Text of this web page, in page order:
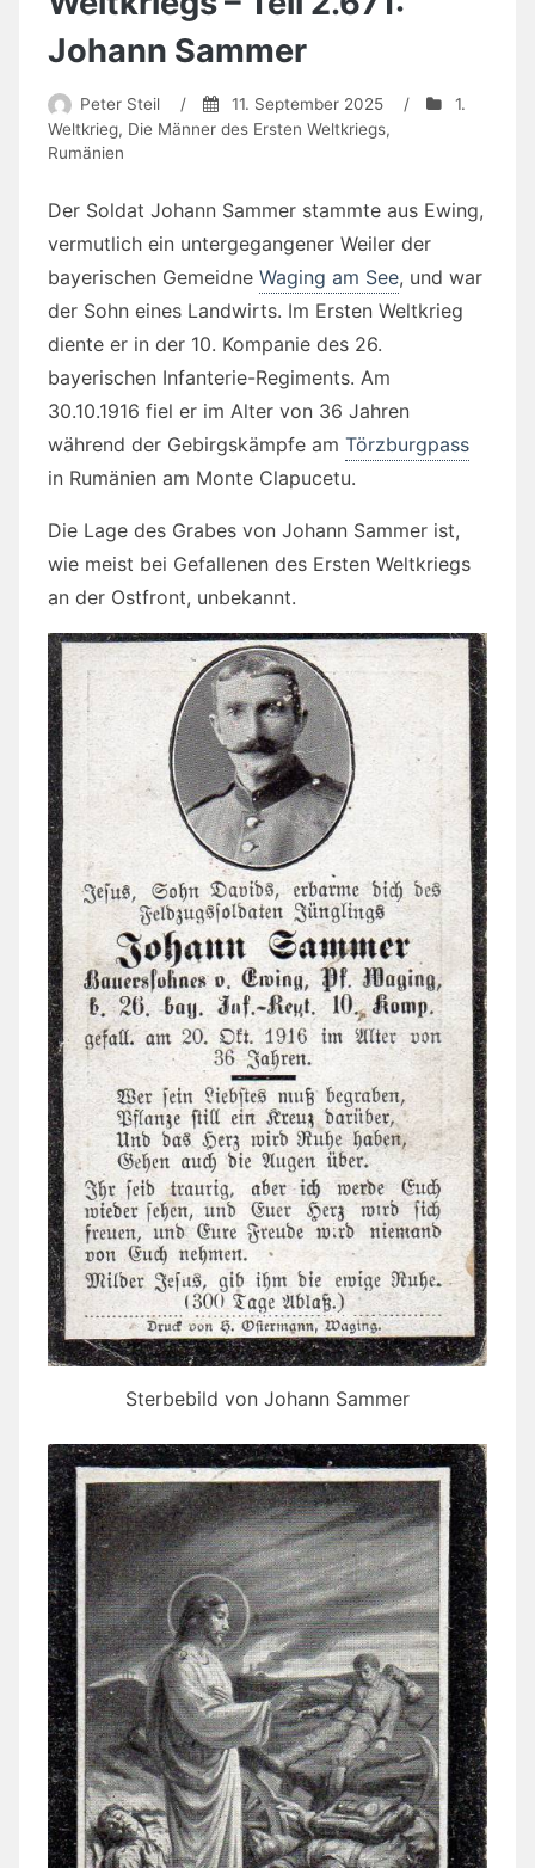
Johann Sammer
Peter Steil / 11. September 2025 /
1.
Weltkrieg, Die Männer des Ersten Weltkriegs,
Rumänien
Der Soldat Johann Sammer stammte aus Ewing,
vermutlich ein untergegangener Weiler der
bayerischen Gemeidne Waging am See, und war
der Sohn eines Landwirts. Im Ersten Weltkrieg
diente er in der 10. Kompanie des 26.
bayerischen Infanterie-Regiments. Am
30.10.1916 fiel er im Alter von 36 Jahren
während der Gebirgskämpfe am Törzburgpass
in Rumänien am Monte Clapucetu.
Die Lage des Grabes von Johann Sammer ist,
wie meist bei Gefallenen des Ersten Weltkriegs
an der Ostfront, unbekannt.
Sterbebild von Johann Sammer